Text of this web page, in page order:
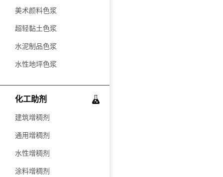
美术颜料色浆
超轻黏土色浆
水泥制品色浆
水性地坪色浆
化工助剂
建筑增稠剂
通用增稠剂
水性增稠剂
涂料增稠剂